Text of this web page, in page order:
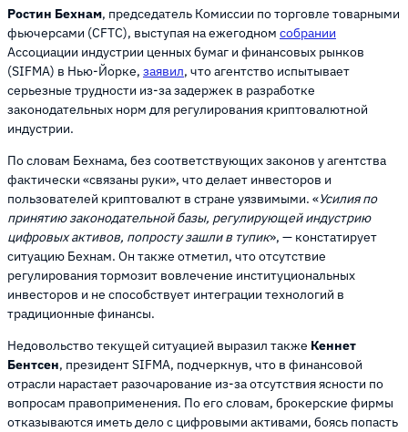
Ростин Бехнам, председатель Комиссии по торговле товарными
фьючерсами (CFTC), выступая на ежегодном собрании
Ассоциации индустрии ценных бумаг и финансовых рынков
(SIFMA) в Нью-Йорке, заявил, что агентство испытывает
серьезные трудности из-за задержек в разработке
законодательных норм для регулирования криптовалютной
индустрии.
По словам Бехнама, без соответствующих законов у агентства
фактически «связаны руки», что делает инвесторов и
пользователей криптовалют в стране уязвимыми. «Усилия по
принятию законодательной базы, регулирующей индустрию
цифровых активов, попросту зашли в тупик», — констатирует
ситуацию Бехнам. Он также отметил, что отсутствие
регулирования тормозит вовлечение институциональных
инвесторов и не способствует интеграции технологий в
традиционные финансы.
Недовольство текущей ситуацией выразил также Кеннет
Бентсен, президент SIFMA, подчеркнув, что в финансовой
отрасли нарастает разочарование из-за отсутствия ясности по
вопросам правоприменения. По его словам, брокерские фирмы
отказываются иметь дело с цифровыми активами, боясь попасть